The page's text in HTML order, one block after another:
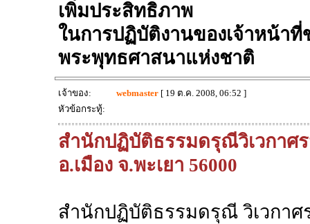
เพิ่มประสิทธิภาพ
ในการปฏิบัติงานของเจ้าหน้า
พระพุทธศาสนาแห่งชาติ
เจ้าของ: webmaster[ 19 ต.ค. 2008, 06:52 ]
หัวข้อกระทู้:
สำนักปฏิบัติธรรมดรุณีวิเวกาศ
อ.เมือง จ.พะเยา 56000
สำนักปฏิบัติธรรมดรุณี วิเวกาศ